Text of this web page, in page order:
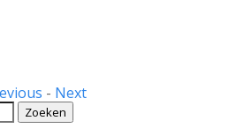
- Next
Zoeken